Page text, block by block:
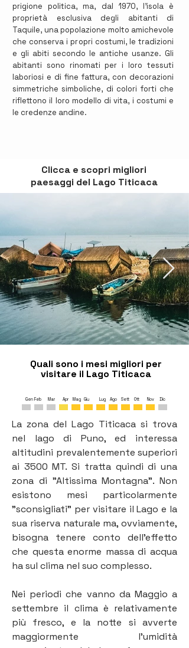
prigione politica, ma, dal 1970, l’isola è
proprietà esclusiva degli abitanti di
Taquile, una popolazione molto amichevole
che conserva i propri costumi, le tradizioni
e gli abiti secondo le antiche usanze. Gli
abitanti sono rinomati per i loro tessuti
laboriosi e di fine fattura, con decorazioni
simmetriche simboliche, di colori forti che
riflettono il loro modello di vita, i costumi e
le credenze andine.
Clicca e scopri migliori
paesaggi del Lago Titicaca
Quali sono i mesi migliori per
visitare il Lago Titicaca
Gen Feb Mar Apr Mag Giu Lug Ago Sett Ott Nov Dic
La zona del Lago Titicaca si trova
nel lago di Puno, ed interessa
altitudini prevalentemente superiori
ai 3500 MT. Si tratta quindi di una
zona di "Altissima Montagna". Non
esistono mesi particolarmente
"sconsigliati" per visitare il Lago e la
sua riserva naturale ma, ovviamente,
bisogna tenere conto dell'effetto
che questa enorme massa di acqua
ha sul clima nel suo complesso.
Nei periodi che vanno da Maggio a
settembre il clima è relativamente
più fresco, e la notte si avverte
maggiormente l'umidità